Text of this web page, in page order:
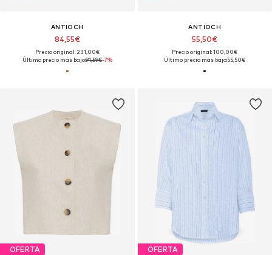
ANTIOCH
84,55€
Precio original: 231,00€
Último precio más bajo:91,59€-7%
ANTIOCH
55,50€
Precio original: 100,00€
Último precio más bajo:55,50€
OFERTA OFERTA